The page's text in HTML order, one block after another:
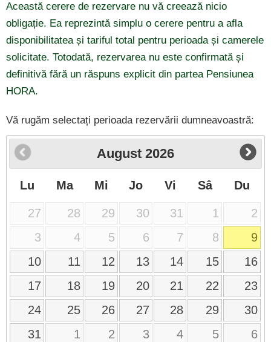
Această cerere de rezervare nu vă creează nicio
obligație. Ea reprezintă simplu o cerere pentru a afla
disponibilitatea și tariful total pentru perioada și camerele
solicitate. Totodată, rezervarea nu este confirmată și
definitivă fără un răspuns explicit din partea Pensiunea
HORA.
Vă rugăm selectați perioada rezervării dumneavoastră:
August 2026
Lu Ma Mi Jo Vi Sâ Du
27 28 29 30 31 1
2
3
4 5 6 7 8
9
10
11 12 13 14 15
16
17
18 19 20 21 22
23
24
25 26 27 28 29
30
31
1 2 3 4 5 6